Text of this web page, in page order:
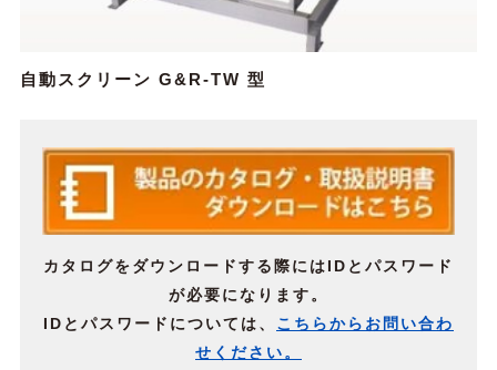
自動スクリーン G&R-TW 型
カタログをダウンロードする際にはIDとパスワード
が必要になります。
IDとパスワードについては、 こちらからお問い合わ
せください。